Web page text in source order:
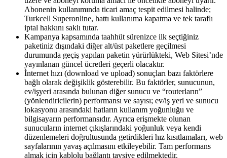
Abonenin kullanımında ticari amaç tespit edilmesi halinde;
Turkcell Superonline, hattı kullanıma kapatma ve tek taraflı
iptal hakkını saklı tutar. ​
Kampanya kapsamında taahhüt sürenizce ilk seçtiğiniz
paketiniz dışındaki diğer alt/üst paketlere geçilmesi
durumunda geçiş yapılan paketin yürürlükteki, Web Sitesi’nde
yayınlanan güncel ücretleri geçerli olacaktır.
İnternet hızı (download ve upload) sonuçları bazı faktörlere
bağlı olarak değişiklik gösterebilir. Bu faktörler, sunucunun,
ev/işyeri arasında bulunan diğer sunucu ve “routerların”
(yönlendiricilerin) performansı ve sayısı; ev/iş yeri ve sunucu
lokasyonu arasındaki hatların kullanım yoğunluğu ve
bilgisayarın performansıdır. Ayrıca erişmekte olunan
sunucuların internet çıkışlarındaki yoğunluk veya kendi
düzenlemeleri doğrultusunda getirdikleri hız kısıtlamaları, web
sayfalarının yavaş açılmasını etkileyebilir. Tam performans
almak için kablolu bağlantı tavsiye edilmektedir. ​